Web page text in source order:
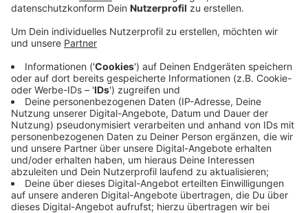
Behörden haben teils deutlich mehr Strafzettel
wegen zu schnellen Fahrens verteilt.
Anzeige
Über 2,6 Millionen Euro hat die Stadt Krefeld mit
Knöllchen wegen zu schnellen Fahrens eingenommen.
Im Vergleich zum Vorjahr ein Plus von über 30 Prozent.
Die meisten Geschwindigkeitsüberschreitungen haben
die Behörden an den Autobahnauffahrten an der